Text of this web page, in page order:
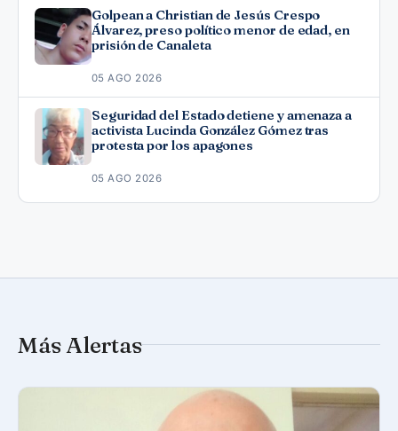
Golpean a Christian de Jesús Crespo
Álvarez, preso político menor de edad, en
prisión de Canaleta
05 AGO 2026
Seguridad del Estado detiene y amenaza a
activista Lucinda González Gómez tras
protesta por los apagones
05 AGO 2026
Más Alertas